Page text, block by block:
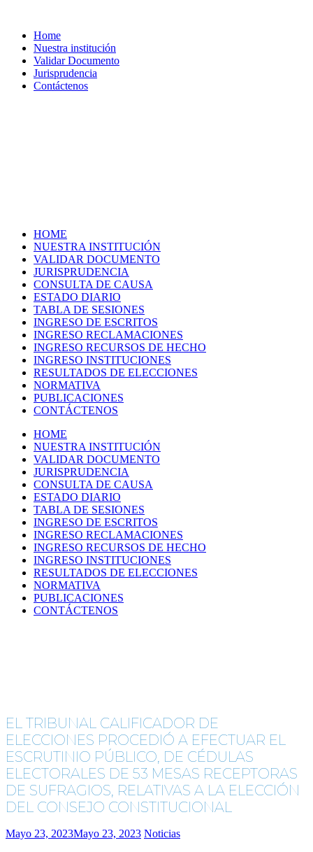
Home
Nuestra institución
Validar Documento
Jurisprudencia
Contáctenos
HOME
NUESTRA INSTITUCIÓN
VALIDAR DOCUMENTO
JURISPRUDENCIA
CONSULTA DE CAUSA
ESTADO DIARIO
TABLA DE SESIONES
INGRESO DE ESCRITOS
INGRESO RECLAMACIONES
INGRESO RECURSOS DE HECHO
INGRESO INSTITUCIONES
RESULTADOS DE ELECCIONES
NORMATIVA
PUBLICACIONES
CONTÁCTENOS
HOME
NUESTRA INSTITUCIÓN
VALIDAR DOCUMENTO
JURISPRUDENCIA
CONSULTA DE CAUSA
ESTADO DIARIO
TABLA DE SESIONES
INGRESO DE ESCRITOS
INGRESO RECLAMACIONES
INGRESO RECURSOS DE HECHO
INGRESO INSTITUCIONES
RESULTADOS DE ELECCIONES
NORMATIVA
PUBLICACIONES
CONTÁCTENOS
EL TRIBUNAL CALIFICADOR DE
ELECCIONES PROCEDIÓ A EFECTUAR EL
ESCRUTINIO PÚBLICO, DE CÉDULAS
ELECTORALES DE 53 MESAS RECEPTORAS
DE SUFRAGIOS, RELATIVAS A LA ELECCIÓN
DEL CONSEJO CONSTITUCIONAL
Mayo 23, 2023Mayo 23, 2023 Noticias